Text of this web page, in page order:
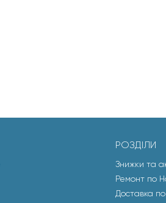
РОЗДІЛИ
Знижки та
Ремонт по
Доставка